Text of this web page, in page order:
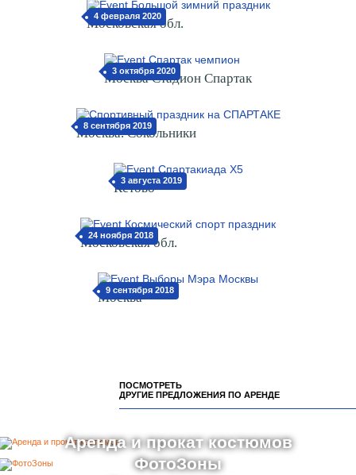
4 февраля 2020
Московская обл.
3 октября 2020
Москва Стадион Спартак
8 сентября 2019
Москва. Сокольники
3 августа 2019
Кстово
24 ноября 2018
Московская обл.
9 сентября 2018
Москва
ПОСМОТРЕТЬ
ДРУГИЕ ПРЕДЛОЖЕНИЯ ПО АРЕНДЕ
Аренда и прокат костюмов
ФотоЗоны